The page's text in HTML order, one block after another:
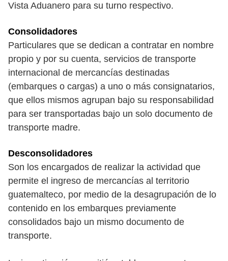
Vista Aduanero para su turno respectivo.
Consolidadores
Particulares que se dedican a contratar en nombre
propio y por su cuenta, servicios de transporte
internacional de mercancías destinadas
(embarques o cargas) a uno o más consignatarios,
que ellos mismos agrupan bajo su responsabilidad
para ser transportadas bajo un solo documento de
transporte madre.
Desconsolidadores
Son los encargados de realizar la actividad que
permite el ingreso de mercancías al territorio
guatemalteco, por medio de la desagrupación de lo
contenido en los embarques previamente
consolidados bajo un mismo documento de
transporte.